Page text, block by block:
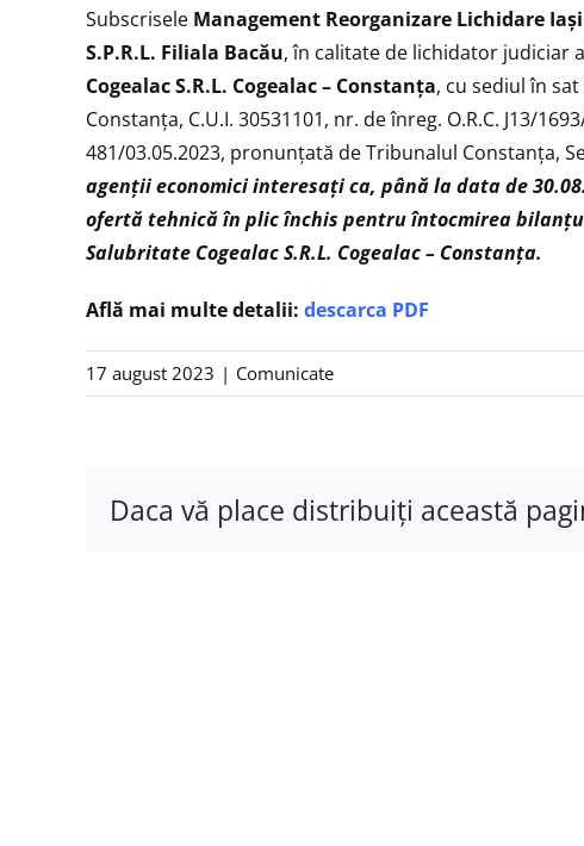
Subscrisele Management Reorganizare Lichidare Iaşi
S.P.R.L. Filiala Bacău, în calitate de lichidator judiciar
Cogealac S.R.L. Cogealac – Constanța, cu sediul în
Constanța, C.U.I. 30531101, nr. de înreg. O.R.C. J13/
481/03.05.2023, pronunţată de Tribunalul Constanța,
agenții economici interesați ca, până la data de
ofertă tehnică în plic închis pentruîntocmirea
Salubritate Cogealac S.R.L. Cogealac – Constanța.
Află mai multe detalii: descarca PDF
17 august 2023 | Comunicate
Daca vă place distribuiţi această